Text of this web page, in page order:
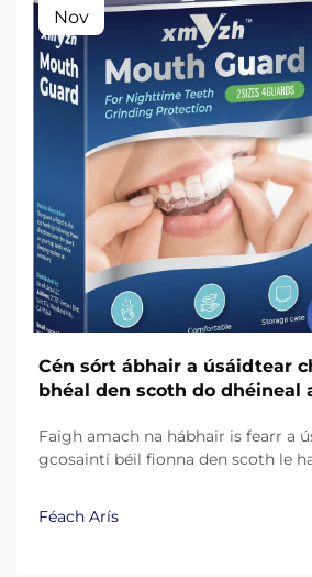
Nov
Cén sórt ábhair a úsáidtear
bhéal den scoth do dhéineal
Faigh amach na hábhair is fearr a
gcosaintí béil fionna den scoth le
silicín ceannais, EVA, agus
fheidhmíocht. Léigh níos mó.
Féach Arís